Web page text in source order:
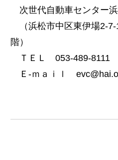
次世代自動車センター
（浜松市中区東伊場2-
階）
ＴＥＬ 053-489-8111
Ｅ-ｍａｉｌ